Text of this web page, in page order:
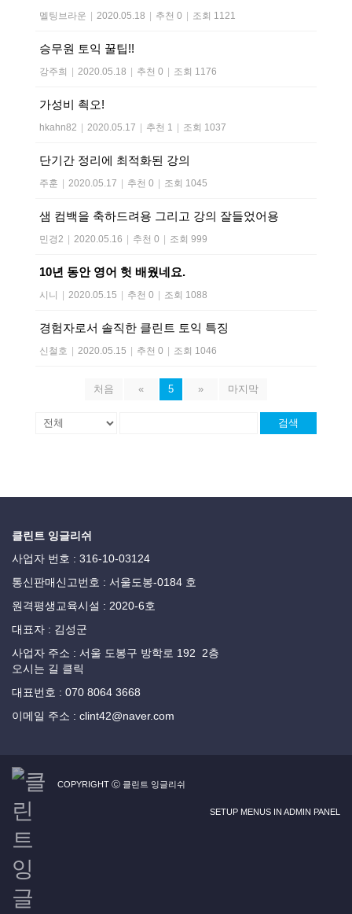
멜팅브라운 2020.05.18 추천 0 조회 1121
승무원 토익 꿀팁!!
강주희 2020.05.18 추천 0 조회 1176
가성비 쵝오!
hkahn82 2020.05.17 추천 1 조회 1037
단기간 정리에 최적화된 강의
주훈 2020.05.17 추천 0 조회 1045
샘 컴백을 축하드려용 그리고 강의 잘들었어용
민경2 2020.05.16 추천 0 조회 999
10년 동안 영어 헛 배웠네요.
시니 2020.05.15 추천 0 조회 1088
경험자로서 솔직한 클린트 토익 특징
신철호 2020.05.15 추천 0 조회 1046
처음 « 5 » 마지막
검색
클린트 잉글리쉬
사업자 번호 : 316-10-03124
통신판매신고번호 : 서울도봉-0184 호
원격평생교육시설 : 2020-6호
대표자 : 김성군
사업자 주소 : 서울 도봉구 방학로 192 2층
오시는 길 클릭
대표번호 : 070 8064 3668
이메일 주소 : clint42@naver.com
COPYRIGHT Ⓒ 클린트 잉글리쉬
SETUP MENUS IN ADMIN PANEL